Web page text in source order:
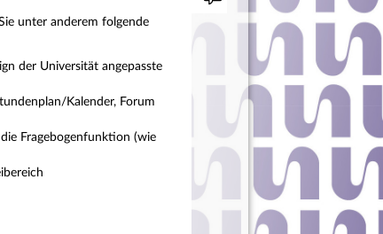
unter anderem folgende
der Universität angepasste
Kalender, Forum
Fragebogenfunktion (wie